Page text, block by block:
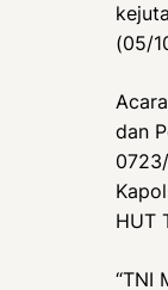
(05/
dan
HUT
“TNI